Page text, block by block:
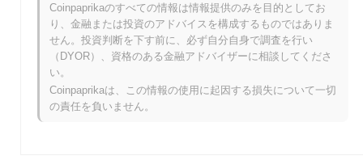
Broの価格範囲の履歴は何ですか？
史上最高値（ATH）：
$0.000150
史上最安値（ATL）：NaN
Broは現在、ATHより~84.25%低く取引されています .
Broは、より広範な暗号市場と比較してどのようなパ
Coinpaprikaのすべての情報は情報提供のみを目的としてお
り、金融または投資のアドバイスを構成するものではありま
せん。投資判断を下す前に、必ず自分自身で調査を行い
（DYOR）、資格のある金融アドバイザーに相談してくださ
い。
Coinpaprikaは、この情報の使用に起因する損失について一切
の責任を負いません。